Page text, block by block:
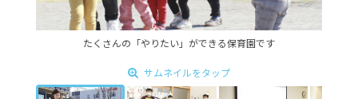
たくさんの「やりたい」ができる保育園です
サムネイルをタップ